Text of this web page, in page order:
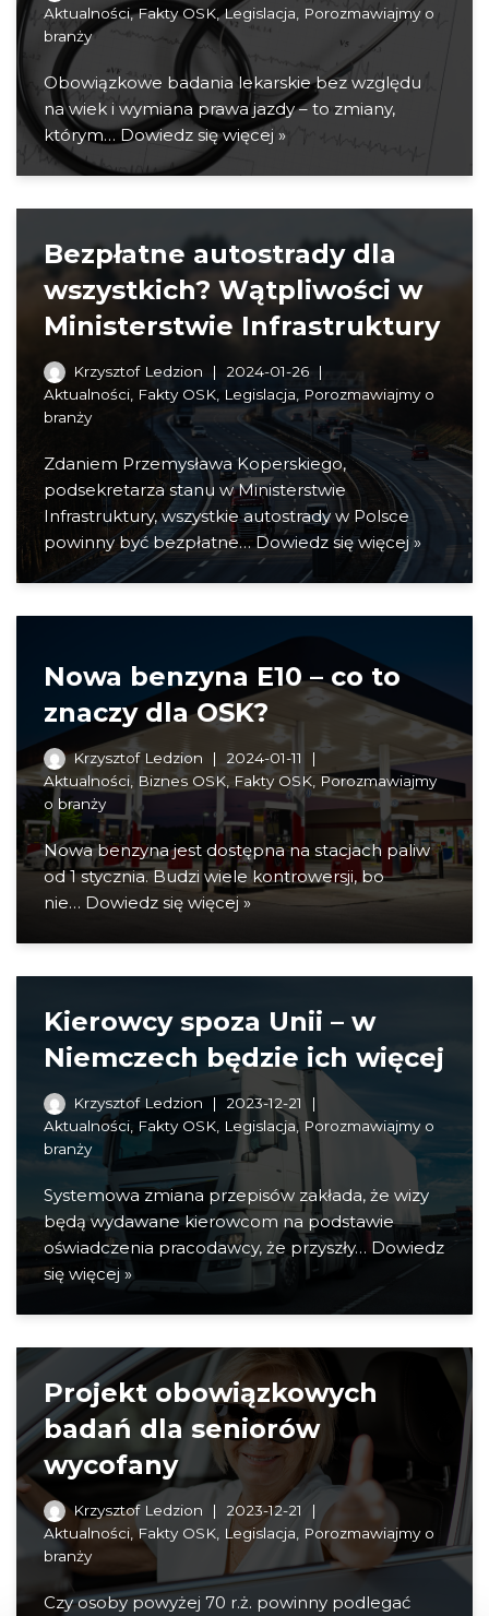
Aktualności,Fakty OSK,Legislacja
Porozmawiajmy o
branży
Obowiązkowe badania lekarskie bez względu
na wiek i wymiana prawa jazdy – to zmiany,
którym…Dowiedz się więcej »
Bezpłatne autostrady dla
wszystkich? Wątpliwości w
Ministerstwie Infrastruktury
Krzysztof Ledzion
2024-01-26
Aktualności Fakty OSK Legislacja
Porozmawiajmy o
branży
Zdaniem Przemysława Koperskiego,
podsekretarza stanu w Ministerstwie
Infrastruktury, wszystkie autostrady w Polsce
powinny być bezpłatne…Dowiedz się więcej »
Nowa benzyna E10 – co to
znaczy dla OSK?
Krzysztof Ledzion
2024-01-11
Aktualności Biznes OSK Fakty OSK Porozmawiajmy
o branży
Nowa benzyna jest dostępna na stacjach paliw
od 1 stycznia. Budzi wiele kontrowersji, bo
nie… Dowiedz się więcej »
Kierowcy spoza Unii – w
Niemczech będzie ich więcej
Krzysztof Ledzion
2023-12-21
Aktualności Fakty OSK Legislacja, Porozmawiajmy o
branży
Systemowa zmiana przepisów zakłada, że wizy
będą wydawane kierowcom na podstawie
oświadczenia pracodawcy, że przyszły…Dowiedz
się więcej »
Projekt obowiązkowych
badań dla seniorów
wycofany
Krzysztof Ledzion
2023-12-21
Aktualności ,Fakty OSK Legislacja
Porozmawiajmy o
branży
Czy osoby powyżej 70 r.ż. powinny podlegać